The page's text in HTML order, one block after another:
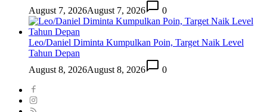
August 7, 2026August 7, 2026 0
Leo/Daniel Diminta Kumpulkan Poin, Target Naik Level
Tahun Depan
August 8, 2026August 8, 2026 0